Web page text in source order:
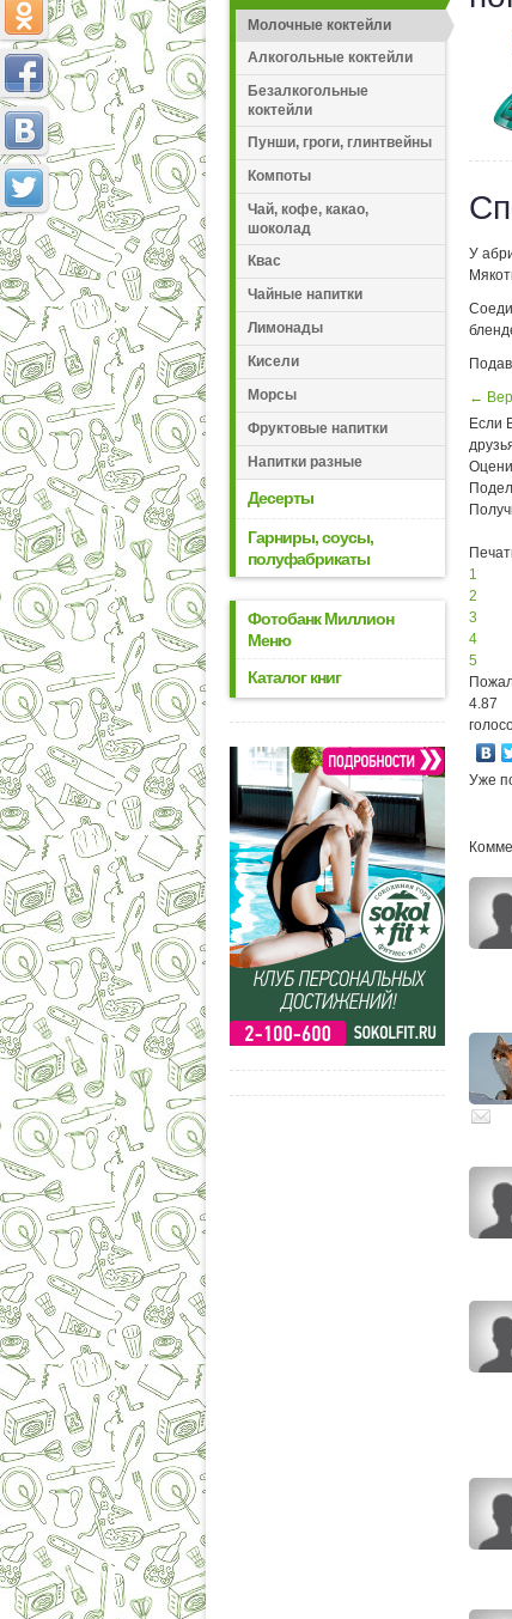
Молочные коктейли
Алкогольные коктейли
Безалкогольные
коктейли
Пунши, гроги, глинтвейны
Компоты
Чай, кофе, какао,
шоколад
Квас
Чайные напитки
Лимонады
Кисели
Морсы
Фруктовые напитки
Напитки разные
Десерты
Гарниры, соусы,
полуфабрикаты
Фотобанк Миллион
Меню
Каталог книг
У
←
Если
1
2
3
4
5
4.87
Уже